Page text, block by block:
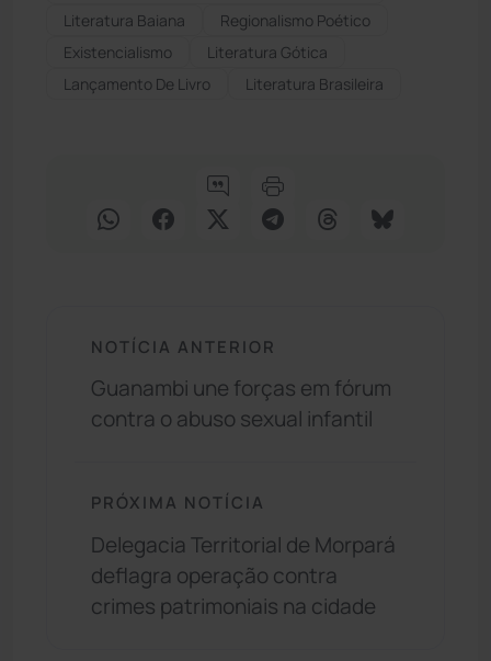
Literatura Baiana
Regionalismo Poético
Existencialismo
Literatura Gótica
Lançamento De Livro
Literatura Brasileira
NOTÍCIA ANTERIOR
Guanambi une forças em fórum
contra o abuso sexual infantil
PRÓXIMA NOTÍCIA
Delegacia Territorial de Morpará
deflagra operação contra
crimes patrimoniais na cidade